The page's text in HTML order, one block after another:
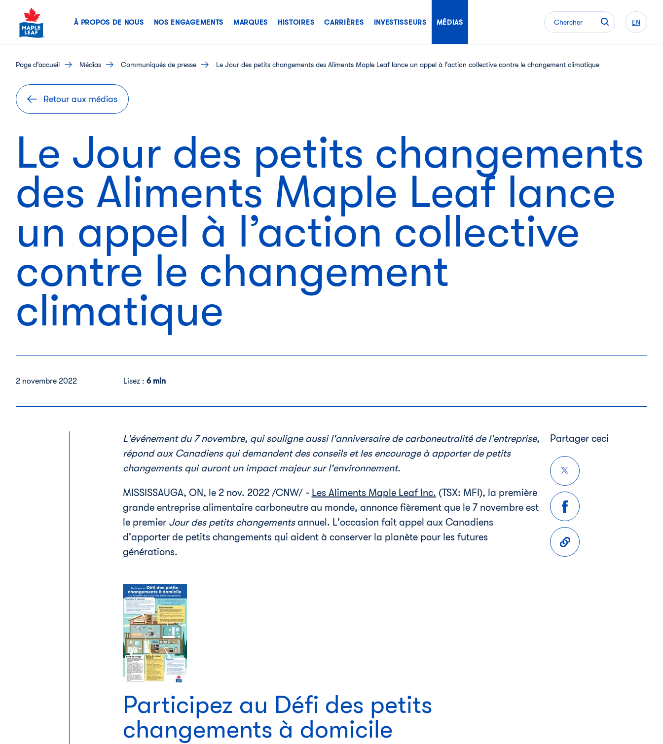
content
À PROPOS DE NOUS NOS ENGAGEMENTS MARQUES HISTOIRES CARRIÈRES INVESTISSEURS MÉDIAS Chercher EN
page d’accueil médias communiqués de presse Le Jour des petits changements des Aliments Maple Leaf lance un appel à l’action collective contre le changement climatique
Retour aux médias
Le Jour des petits changements
des Aliments Maple Leaf lance
un appel à l’action collective
contre le changement
climatique
2 novembre 2022 Lisez : 6 min
Partager ceci
L'événement du 7 novembre, qui souligne aussi l'anniversaire de carboneutralité de l'entreprise,
répond aux Canadiens qui demandent des conseils et les encourage à apporter de petits
changements qui auront un impact majeur sur l'environnement.
MISSISSAUGA, ON, le 2 nov. 2022/CNW/ - Les Aliments Maple Leaf Inc. (TSX: MFI), la première
grande entreprise alimentaire carboneutre au monde, annonce fièrement que le 7 novembre est
le premier Jour des petits changementsannuel. L'occasion fait appel aux Canadiens
d'apporter de petits changements qui aident à conserver la planète pour les futures
générations.
Participez au Défi des petits
changements à domicile